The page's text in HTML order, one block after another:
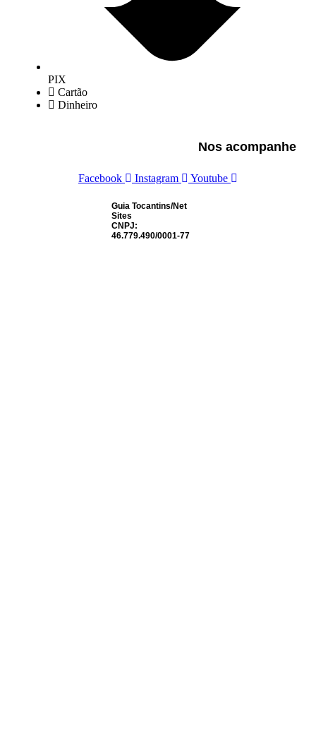
PIX
Cartão
Dinheiro
Nos acompanhe
Facebook Instagram Youtube
Guia Tocantins/Net
Sites
CNPJ:
46.779.490/0001-77